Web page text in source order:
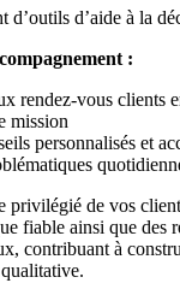
d’outils d’aide à la
:
rendez-vous clients
mission
personnalisés et
privilégié de vos
fiable ainsi que des
contribuant à